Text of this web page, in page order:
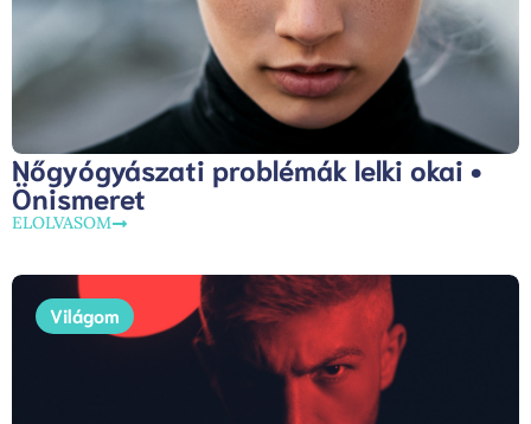
Nőgyógyászati problémák lelki okai •
Önismeret
ELOLVASOM
Világom